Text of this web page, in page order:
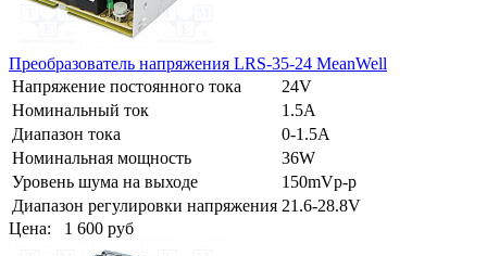
Преобразователь напряжения LRS-35-24 MeanWell
Напряжение постоянного тока
24V
Номинальный ток
1.5A
Диапазон тока
0-1.5A
Номинальная мощность
36W
Уровень шума на выходе
150mVp-p
Диапазон регулировки напряжения 21.6-28.8V
Цена: 1 600 руб